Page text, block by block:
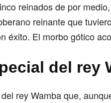
reinados de por
reinante que
éxito. El morbo gótico
del rey
rey Wamba que,